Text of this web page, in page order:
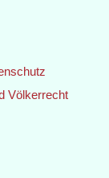
Völkerrecht